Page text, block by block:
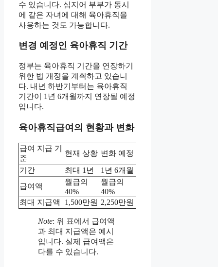
수 있습니다. 심지어 부부가 동시
에 같은 자녀에 대해 육아휴직을
사용하는 것도 가능합니다.
변경 예정인 육아휴직 기간
정부는 육아휴직 기간을 연장하기
위한 법 개정을 계획하고 있습니
다. 내년 하반기부터는 육아휴직
기간이 1년 6개월까지 연장될 예정
입니다.
육아휴직급여의 현황과 변화
급여 지급 기
준
현재 상황 변화 예정
기간 최대 1년
1년 6개월
급여액
월급의
40%
월급의
40%
최대 지급액
1,500만원 2,250만원
Note: 위 표에서 급여액
과 최대 지급액은 예시
입니다. 실제 급여액은
다를 수 있습니다.